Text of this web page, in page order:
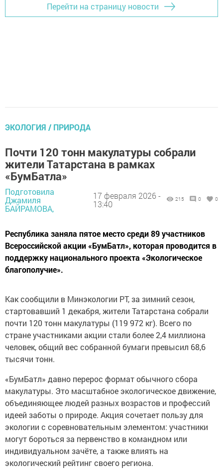
Перейти на страницу новости
ЭКОЛОГИЯ / ПРИРОДА
Почти 120 тонн макулатуры собрали
жители Татарстана в рамках
«БумБатла»
Подготовила
Джамиля
БАЙРАМОВА,
17 февраля 2026 -
13:40
215 0 0
Республика заняла пятое место среди 89 участников
Всероссийской акции «БумБатл», которая проводится в
поддержку национального проекта «Экологическое
благополучие».
Как сообщили в Минэкологии РТ, за зимний сезон,
стартовавший 1 декабря, жители Татарстана собрали
почти 120 тонн макулатуры (119 972 кг). Всего по
стране участниками акции стали более 2,4 миллиона
человек, общий вес собранной бумаги превысил 68,6
тысячи тонн.
«БумБатл» давно перерос формат обычного сбора
макулатуры. Это масштабное экологическое движение,
объединяющее людей разных возрастов и профессий
идеей заботы о природе. Акция сочетает пользу для
экологии с соревновательным элементом: участники
могут бороться за первенство в командном или
индивидуальном зачёте, а также влиять на
экологический рейтинг своего региона.